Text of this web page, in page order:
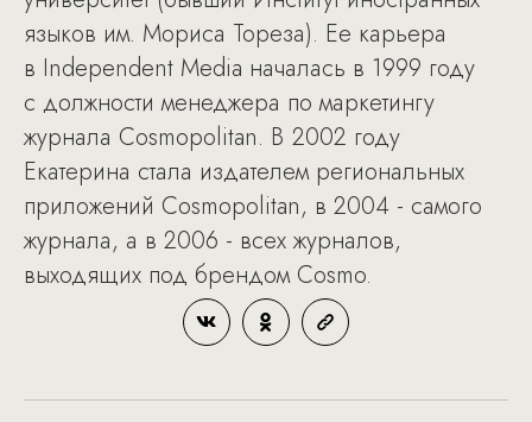
языков им. Мориса Тореза). Ее карьера
в Independent Media началась в 1999 году
с должности менеджера по маркетингу
журнала Cosmopolitan. В 2002 году
Екатерина стала издателем региональных
приложений Cosmopolitan, в 2004 - самого
журнала, а в 2006 - всех журналов,
выходящих под брендом Cosmo.